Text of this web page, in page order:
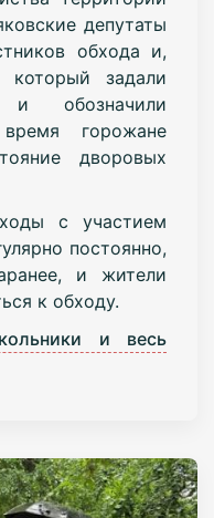
депутаты
обхода и,
который задали
и обозначили
горожане
дворовых
с участием
постоянно,
и жители
к обходу.
и весь